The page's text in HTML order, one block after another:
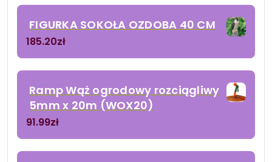
FIGURKA SOKOŁA OZDOBA 40 CM
185.20zł
Ramp Wąż ogrodowy rozciągliwy
5mm x 20m (WOX20)
91.99zł